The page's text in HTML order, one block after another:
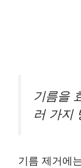
기름을
러 가지
기름 제거에